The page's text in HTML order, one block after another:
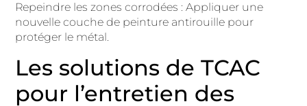
Repeindre les zones corrodées : Appliquer une
nouvelle couche de peinture antirouille pour
protéger le métal.
Les solutions de TCAC
pour l’entretien des